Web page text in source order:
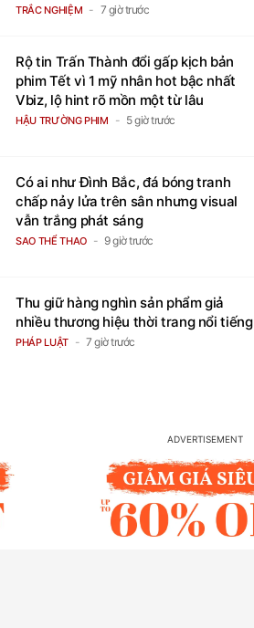
TRẮC NGHIỆM 7 giờ trước
Rộ tin Trấn Thành đổi gấp kịch bản
phim Tết vì 1 mỹ nhân hot bậc nhất
Vbiz, lộ hint rõ mồn một từ lâu
HẬU TRƯỜNG PHIM 5 giờ trước
Có ai như Đình Bắc, đá bóng tranh
chấp nảy lửa trên sân nhưng visual
vẫn trắng phát sáng
SAO THỂ THAO 9 giờ trước
Thu giữ hàng nghìn sản phẩm giả
nhiều thương hiệu thời trang nổi tiếng
PHÁP LUẬT 7 giờ trước